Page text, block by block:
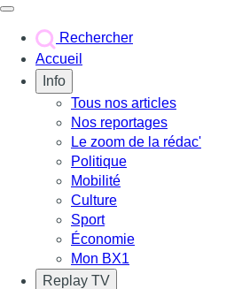
Rechercher
Accueil
Info
Tous nos articles
Nos reportages
Le zoom de la rédac'
Politique
Mobilité
Culture
Sport
Économie
Mon BX1
Replay TV